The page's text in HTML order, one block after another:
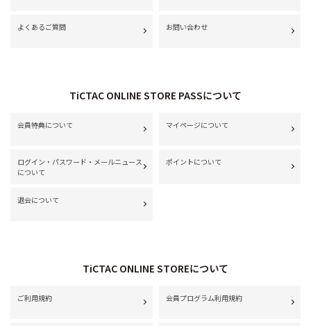
よくあるご質問 お問い合わせ
TiCTAC ONLINE STORE PASSについて
会員特典について マイページについて
ログイン・パスワード・メールニュース
について
ポイントについて
退会について
TiCTAC ONLINE STOREについて
ご利用規約 会員プログラム利用規約